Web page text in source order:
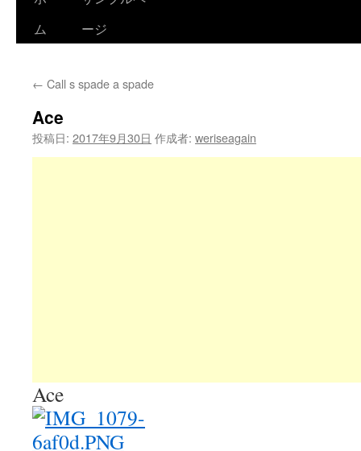
ム
ージ
← Call s spade a spade
Ace
投稿日: 2017年9月30日 作成者: weriseagain
Ace